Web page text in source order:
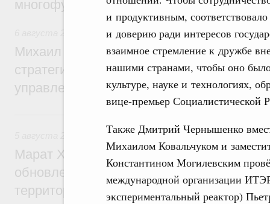
и продуктивным,
и доверию ради интересов
взаимное стремление к дружбе
нашими странами, чтобы оно
культуре, науке и технологиях,
вице-премьер Социалистической
Также Дмитрий Чернышенко
Михаилом Ковальчуком и
Константином Могилевским
международной организации
экспериментальный реактор)
многофункциональные зоны дорожного
Технологическое развитие. Инновации
Михаил Мишустин дал поручения по
стратегической сессии о
управления научно-технологическим
Жилищно-коммунальное хозяйство
Марат Хуснуллин: Более 4,3 тыс.
обновлено в России при участии Фонда
территорий